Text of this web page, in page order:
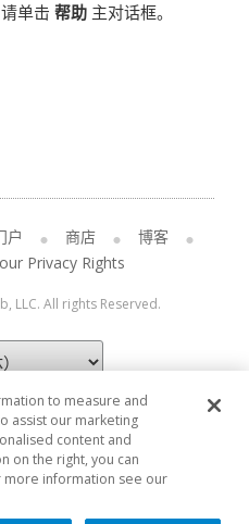
单击 帮助 主对话框。
户 商店
博客
Privacy Rights
LLC. All rights Reserved.
to measure and
assist our marketing
content and
on the right, you can
more information see our